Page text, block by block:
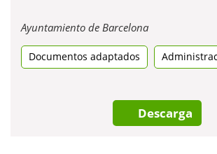
Ayuntamiento de BarcelonaObre
una
pestanya
Documentos adaptados
Descarga